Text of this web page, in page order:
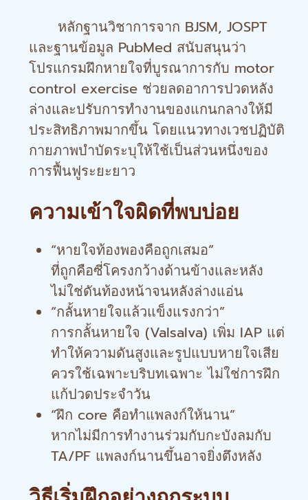
หลักฐานวิชาการจาก BJSM, JOSPT
และฐานข้อมูล PubMed สนับสนุนว่า
โปรแกรมฝึกหายใจที่บูรณาการกับ motor
control exercise ช่วยลดอาการปวดหลัง
ล่างและปรับการทำงานของแกนกลางให้มี
ประสิทธิภาพมากขึ้น โดยแนวทางเวชปฏิบัติ
กายภาพบำบัดระบุให้ใช้เป็นส่วนหนึ่งของ
การฟื้นฟูระยะยาว
ความเข้าใจผิดที่พบบ่อย
“หายใจท้องพองคือถูกเสมอ”
ที่ถูกคือซี่โครงกว้างด้านข้างและหลัง
ไม่ใช่ดันท้องหน้าจนหลังล่างแอ่น
“กลั้นหายใจแล้วแข็งแรงกว่า”
การกลั้นหายใจ (Valsalva) เพิ่ม IAP แต่
ทำให้ความดันสูงและรูปแบบหายใจเสีย
ควรใช้เฉพาะบริบทเฉพาะ ไม่ใช่การฝึก
แก้ปวดประจำวัน
“ฝึก core คือทำแพลงก์ให้นาน”
หากไม่มีการทำงานร่วมกับกะบังลมกับ
TA/PF แพลงก์นานขึ้นอาจยิ่งตึงหลัง